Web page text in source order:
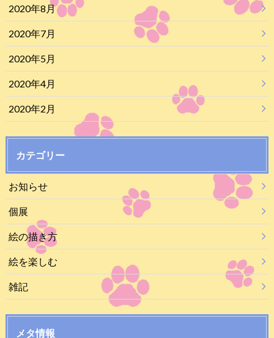
2020年8月
2020年7月
2020年5月
2020年4月
2020年2月
カテゴリー
お知らせ
個展
絵の描き方
絵を楽しむ
雑記
メタ情報